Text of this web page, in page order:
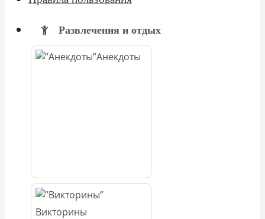
Развлечения и отдых
Анекдоты
Викторины